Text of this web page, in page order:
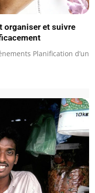
organiser et suivre
Planification d’un